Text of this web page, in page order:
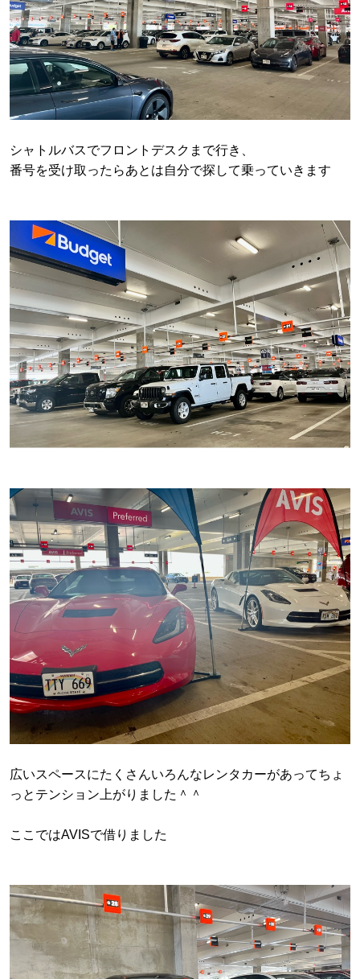
シャトルバスでフロントデスクまで行き、
番号を受け取ったらあとは自分で探して乗っていきます
広いスペースにたくさんいろんなレンタカーがあってちょ
っとテンション上がりました＾＾
ここではAVISで借りました